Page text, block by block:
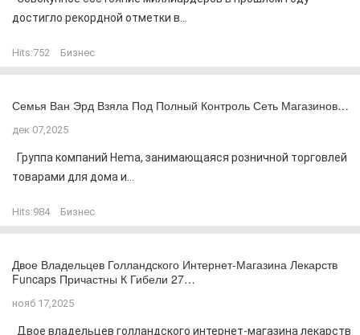
достигло рекордной отметки в...
Hits:752 Бизнес
Семья Ван Эрд Взяла Под Полный Контроль Сеть Магазинов…
дек 07,2025
Группа компаний Hema, занимающаяся розничной торговлей
товарами для дома и...
Hits:984 Бизнес
Двое Владельцев Голландского Интернет-Магазина Лекарств
Funcaps Причастны К Гибели 27…
нояб 17,2025
Двое владельцев голландского интернет-магазина лекарств